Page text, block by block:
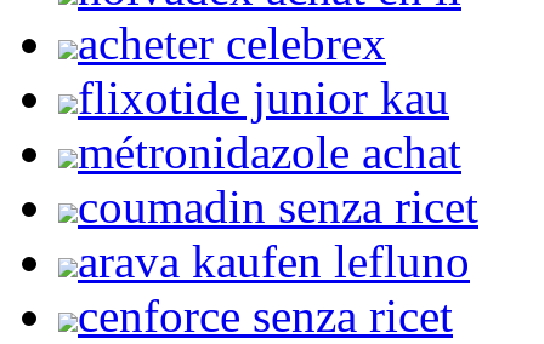
acheter celebrex
flixotide junior kau
métronidazole achat
coumadin senza ricet
arava kaufen lefluno
cenforce senza ricet